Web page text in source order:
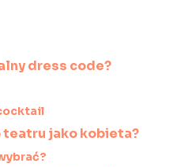
dress code?
teatru jako kobieta?